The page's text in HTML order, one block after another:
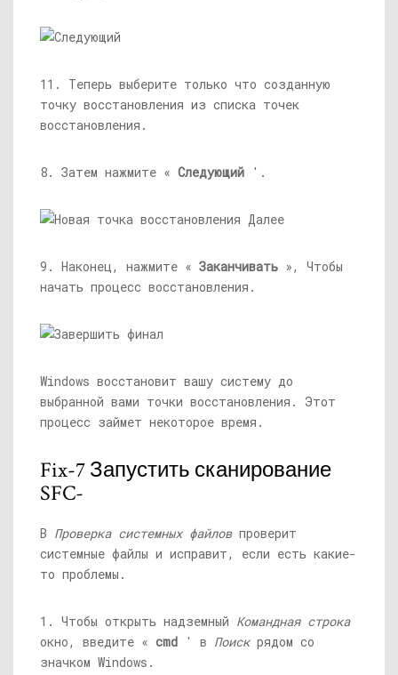
11. Теперь выберите только что созданную
точку восстановления из списка точек
восстановления.
8. Затем нажмите « Следующий '.
9. Наконец, нажмите « Заканчивать », Чтобы
начать процесс восстановления.
Windows восстановит вашу систему до
выбранной вами точки восстановления. Этот
процесс займет некоторое время.
Fix-7 Запустить сканирование
SFC-
В Проверка системных файловпроверит
системные файлы и исправит, если есть какие-
то проблемы.
1. Чтобы открыть надземный Командная строка
окно, введите « cmd ' в Поискрядом со
значком Windows.